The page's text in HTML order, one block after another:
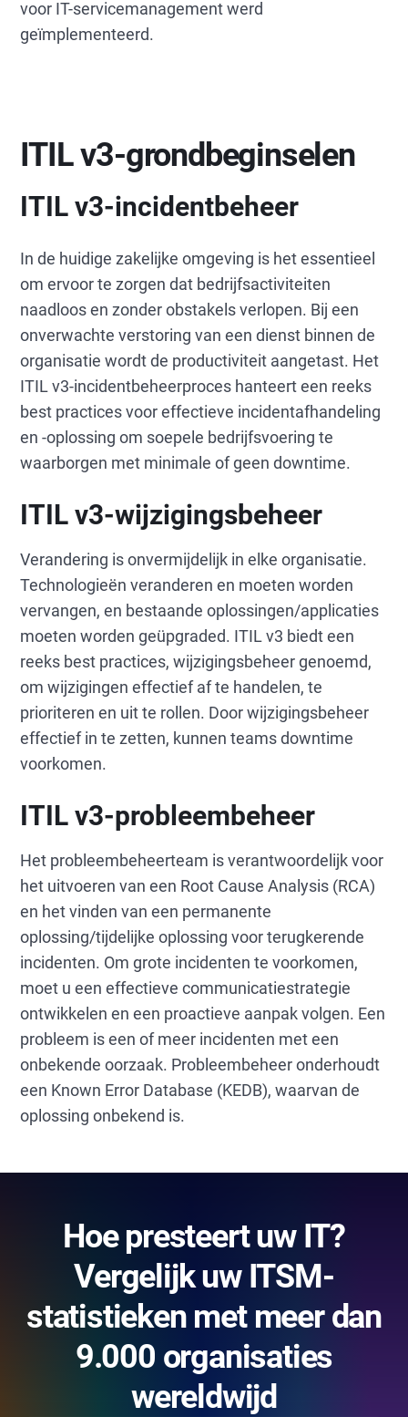
voor IT-servicemanagement werd
geïmplementeerd.
ITIL v3-grondbeginselen
ITIL v3-incidentbeheer
In de huidige zakelijke omgeving is het essentieel
om ervoor te zorgen dat bedrijfsactiviteiten
naadloos en zonder obstakels verlopen. Bij een
onverwachte verstoring van een dienst binnen de
organisatie wordt de productiviteit aangetast. Het
ITIL v3-incidentbeheerproces hanteert een reeks
best practices voor effectieve incidentafhandeling
en -oplossing om soepele bedrijfsvoering te
waarborgen met minimale of geen downtime.
ITIL v3-wijzigingsbeheer
Verandering is onvermijdelijk in elke organisatie.
Technologieën veranderen en moeten worden
vervangen, en bestaande oplossingen/applicaties
moeten worden geüpgraded. ITIL v3 biedt een
reeks best practices, wijzigingsbeheer genoemd,
om wijzigingen effectief af te handelen, te
prioriteren en uit te rollen. Door wijzigingsbeheer
effectief in te zetten, kunnen teams downtime
voorkomen.
ITIL v3-probleembeheer
Het probleembeheerteam is verantwoordelijk voor
het uitvoeren van een Root Cause Analysis (RCA)
en het vinden van een permanente
oplossing/tijdelijke oplossing voor terugkerende
incidenten. Om grote incidenten te voorkomen,
moet u een effectieve communicatiestrategie
ontwikkelen en een proactieve aanpak volgen. Een
probleem is een of meer incidenten met een
onbekende oorzaak. Probleembeheer onderhoudt
een Known Error Database (KEDB), waarvan de
oplossing onbekend is.
Hoe presteert uw IT?
Vergelijk uw ITSM-
statistieken met meer dan
9.000 organisaties
wereldwijd